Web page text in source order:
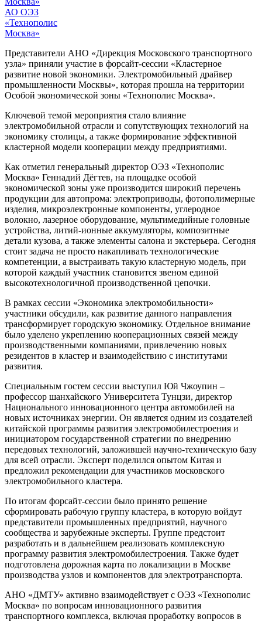
АО ОЭЗ
«Технополис
Москва»
Представители АНО «Дирекция Московского транспортного
узла» приняли участие в форсайт-сессии «Кластерное
развитие новой экономики. Электромобильный драйвер
промышленности Москвы», которая прошла на территории
Особой экономической зоны «Технополис Москва».
Ключевой темой мероприятия стало влияние
электромобильной отрасли и сопутствующих технологий на
экономику столицы, а также формирование эффективной
кластерной модели кооперации между предприятиями.
Как отметил генеральный директор ОЭЗ «Технополис
Москва» Геннадий Дёгтев, на площадке особой
экономической зоны уже производится широкий перечень
продукции для автопрома: электроприводы, фотополимерные
изделия, микроэлектронные компоненты, углеродное
волокно, лазерное оборудование, мультимедийные головные
устройства, литий-ионные аккумуляторы, композитные
детали кузова, а также элементы салона и экстерьера. Сегодня
стоит задача не просто накапливать технологические
компетенции, а выстраивать такую кластерную модель, при
которой каждый участник становится звеном единой
высокотехнологичной производственной цепочки.
В рамках сессии «Экономика электромобильности»
участники обсудили, как развитие данного направления
трансформирует городскую экономику. Отдельное внимание
было уделено укреплению кооперационных связей между
производственными компаниями, привлечению новых
резидентов в кластер и взаимодействию с институтами
развития.
Специальным гостем сессии выступил Юй Чжоупин –
профессор шанхайского Университета Тунцзи, директор
Национального инновационного центра автомобилей на
новых источниках энергии. Он является одним из создателей
китайской программы развития электромобилестроения и
инициатором государственной стратегии по внедрению
передовых технологий, заложившей научно-техническую базу
для всей отрасли. Эксперт поделился опытом Китая и
предложил рекомендации для участников московского
электромобильного кластера.
По итогам форсайт-сессии было принято решение
сформировать рабочую группу кластера, в которую войдут
представители промышленных предприятий, научного
сообщества и зарубежные эксперты. Группе предстоит
разработать и в дальнейшем реализовать комплексную
программу развития электромобилестроения. Также будет
подготовлена дорожная карта по локализации в Москве
производства узлов и компонентов для электротранспорта.
АНО «ДМТУ» активно взаимодействует с ОЭЗ «Технополис
Москва» по вопросам инновационного развития
транспортного комплекса, включая проработку вопросов в